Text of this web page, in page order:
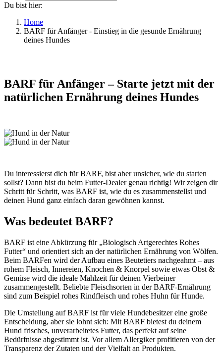
Du bist hier:
Home
BARF für Anfänger - Einstieg in die gesunde Ernährung
deines Hundes
BARF für Anfänger – Starte jetzt mit der
natürlichen Ernährung deines Hundes
Du interessierst dich für BARF, bist aber unsicher, wie du starten
sollst? Dann bist du beim Futter-Dealer genau richtig! Wir zeigen dir
Schritt für Schritt, was BARF ist, wie du es zusammenstellst und
deinen Hund ganz einfach daran gewöhnen kannst.
Was bedeutet BARF?
BARF ist eine Abkürzung für „Biologisch Artgerechtes Rohes
Futter“ und orientiert sich an der natürlichen Ernährung von Wölfen.
Beim BARFen wird der Aufbau eines Beutetiers nachgeahmt – aus
rohem Fleisch, Innereien, Knochen & Knorpel sowie etwas Obst &
Gemüse wird die ideale Mahlzeit für deinen Vierbeiner
zusammengestellt. Beliebte Fleischsorten in der BARF-Ernährung
sind zum Beispiel rohes Rindfleisch und rohes Huhn für Hunde.
Die Umstellung auf BARF ist für viele Hundebesitzer eine große
Entscheidung, aber sie lohnt sich: Mit BARF bietest du deinem
Hund frisches, unverarbeitetes Futter, das perfekt auf seine
Bedürfnisse abgestimmt ist. Vor allem Allergiker profitieren von der
Transparenz der Zutaten und der Vielfalt an Produkten.